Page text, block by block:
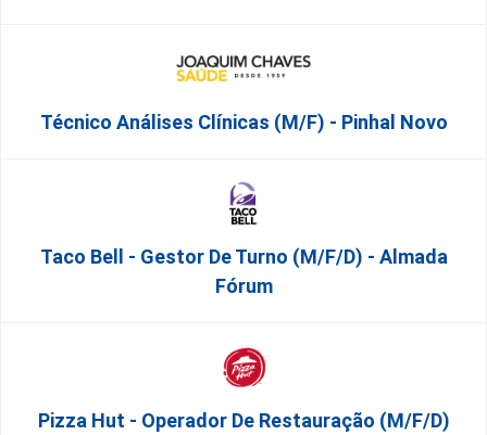
Técnico Análises Clínicas (M/F) - Pinhal Novo
Taco Bell - Gestor De Turno (m/f/d) - Almada
Fórum
Pizza Hut - Operador De Restauração (m/f/d)